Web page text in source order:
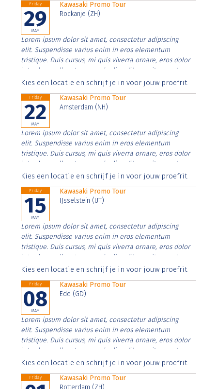
Friday
29
MAY
Kawasaki Promo Tour
Rockanje (ZH)
Lorem ipsum dolor sit amet, consectetur adipiscing
elit. Suspendisse varius enim in eros elementum
tristique. Duis cursus, mi quis viverra ornare, eros dolor
interdum nulla, ut commodo diam libero vitae erat.
Aenean faucibus nibh et justo cursus id rutrum lorem
Kies een locatie en schrijf je in voor jouw proefrit
Friday
22
MAY
Kawasaki Promo Tour
Amsterdam (NH)
Lorem ipsum dolor sit amet, consectetur adipiscing
elit. Suspendisse varius enim in eros elementum
tristique. Duis cursus, mi quis viverra ornare, eros dolor
interdum nulla, ut commodo diam libero vitae erat.
Aenean faucibus nibh et justo cursus id rutrum lorem
Kies een locatie en schrijf je in voor jouw proefrit
Friday
15
MAY
Kawasaki Promo Tour
IJsselstein (UT)
Lorem ipsum dolor sit amet, consectetur adipiscing
elit. Suspendisse varius enim in eros elementum
tristique. Duis cursus, mi quis viverra ornare, eros dolor
interdum nulla, ut commodo diam libero vitae erat.
Aenean faucibus nibh et justo cursus id rutrum lorem
Kies een locatie en schrijf je in voor jouw proefrit
Friday
08
MAY
Kawasaki Promo Tour
Ede (GD)
Lorem ipsum dolor sit amet, consectetur adipiscing
elit. Suspendisse varius enim in eros elementum
tristique. Duis cursus, mi quis viverra ornare, eros dolor
interdum nulla, ut commodo diam libero vitae erat.
Aenean faucibus nibh et justo cursus id rutrum lorem
Kies een locatie en schrijf je in voor jouw proefrit
Friday
Kawasaki Promo Tour
Rotterdam (ZH)